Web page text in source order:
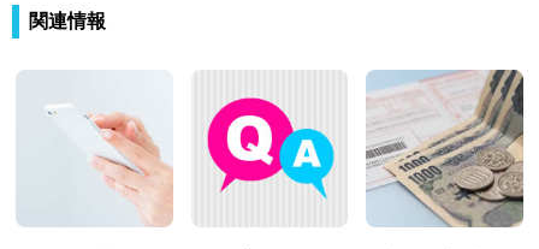
関連情報